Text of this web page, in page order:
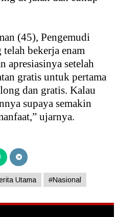
(45), Pengemudi
bekerja enam
apresiasinya setelah
gratis untuk pertama
dan gratis. Kalau
supaya semakin
ujarnya.
Utama #Nasional